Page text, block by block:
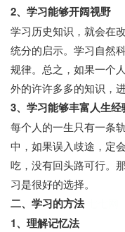
2、学习能够开阔视野
学习历史知识，就会在
统分的启示。学习自然
规律。总之，如果一个
外的许许多多的知识，
3、学习能够丰富人生经
每个人的一生只有一条
中，如果误入歧途，定
吃，没有回头路可行。
习是很好的选择。
二、学习的方法
1、理解记忆法